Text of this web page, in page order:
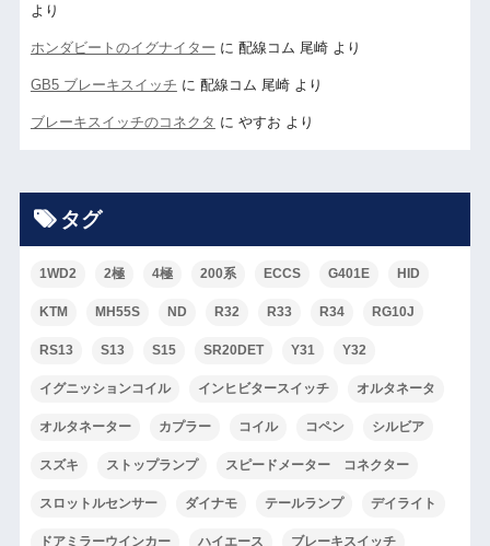
より
ホンダビートのイグナイター に 配線コム 尾崎より
GB5 ブレーキスイッチ に 配線コム 尾崎より
ブレーキスイッチのコネクタ に やすお より
タグ
1WD2 2極 4極 200系 ECCS G401E HID
KTM MH55S ND R32 R33 R34 RG10J
RS13 S13 S15 SR20DET Y31 Y32
イグニッションコイル インヒビタースイッチ オルタネータ
オルタネーター カプラー コイル コペン シルビア
スズキ ストップランプ スピードメーター コネクター
スロットルセンサー ダイナモ テールランプ デイライト
ドアミラーウインカー ハイエース ブレーキスイッチ